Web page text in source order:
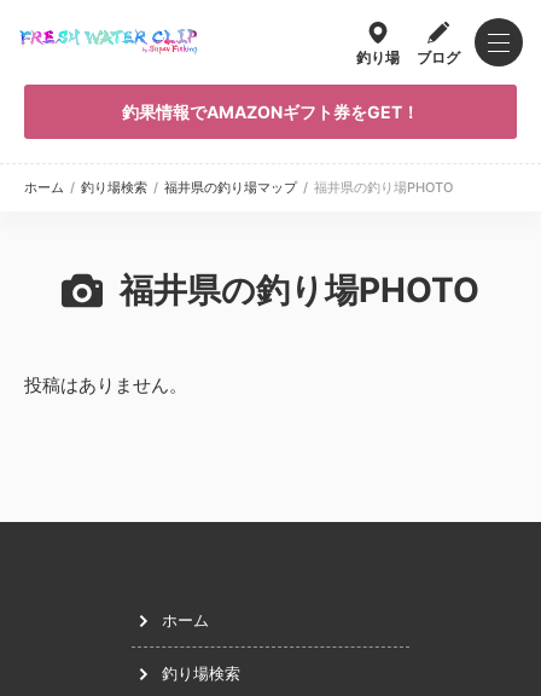
釣り場 ブログ
釣果情報でAMAZONギフト券をGET！
ホーム / 釣り場検索 / 福井県の釣り場マップ / 福井県の釣り場PHOTO
福井県の釣り場PHOTO
投稿はありません。
ホーム
釣り場検索